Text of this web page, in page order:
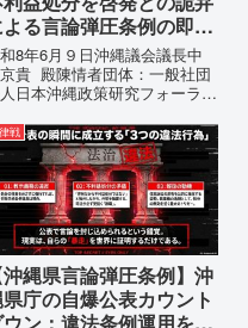
る言論弾圧条例の即時
停止を求める陳情
8年6月９日沖縄議会議長中
貴 殿陳情者団体：一般社団
日本沖縄政策研究フォーラム
沖縄県那覇市電 話：
実名公表という不利益処分
発との詭弁による言論弾圧条
即時運用停止を求める陳情
戦
沖縄県言論弾圧条例】沖
庁の自爆公表カウント
ン：違法条例運用を自